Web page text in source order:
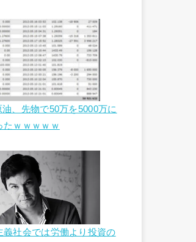
油、先物で50万を5000万に
たｗｗｗｗｗ
義社会では労働より投資の